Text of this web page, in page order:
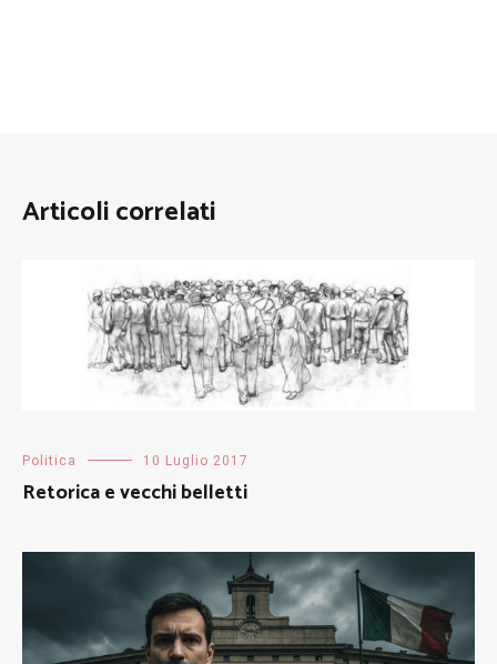
Articoli correlati
Politica 10 Luglio 2017
Retorica e vecchi belletti